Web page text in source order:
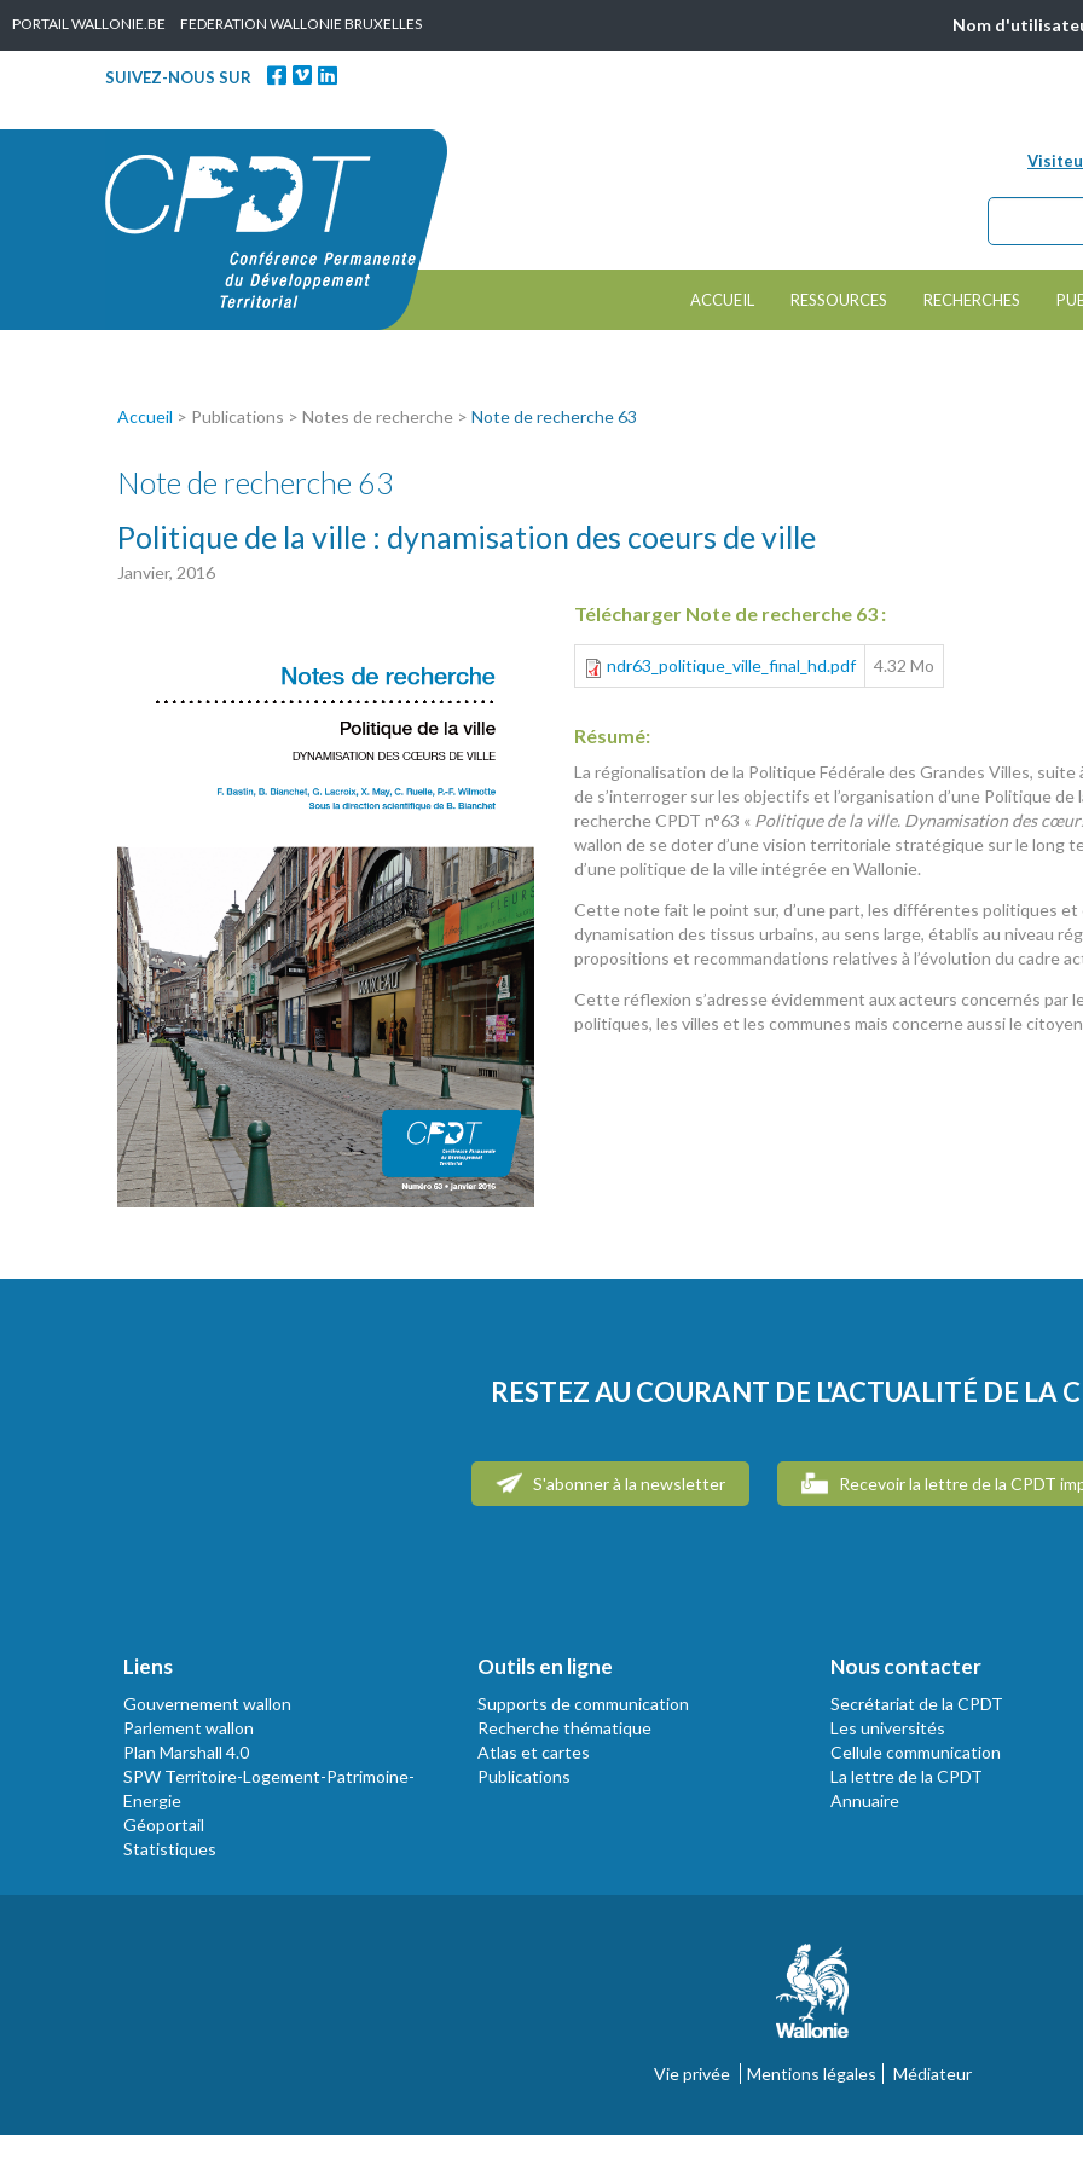
PORTAIL WALLONIE.BE FEDERATION WALLONIE BRUXELLES Nom
SUIVEZ-NOUS SUR
Chercher
ACCUEIL RESSOURCES RECHERCHES
Accueil > Publications > Notes de recherche > Note de recherche 63
Note de recherche 63
Politique de la ville : dynamisation des coeurs de ville
Janvier, 2016
Télécharger Note de recherche 63 :
ndr63_politique_ville_final_hd.pdf 4.32 Mo
Résumé:
La régionalisation de la Politique Fédérale des Grandes Villes,
de s’interroger sur les objectifs et l’organisation d’une Politique de
recherche CPDT n°63 « Politique de la ville. Dynamisation des
wallon de se doter d’une vision territoriale stratégique sur le long
d’une politique de la ville intégrée en Wallonie.
Cette note fait le point sur, d’une part, les différentes politiques
dynamisation des tissus urbains, au sens large, établis au niveau
propositions et recommandations relatives à l’évolution du cadre
Cette réflexion s’adresse évidemment aux acteurs concernés par
politiques, les villes et les communes mais concerne aussi le
RESTEZ AU COURANT DE L'ACTUALITÉ DE LA
S'abonner à la newsletter Recevoir la lettre de la CPDT
Liens
Gouvernement wallon
Parlement wallon
Plan Marshall 4.0
SPW Territoire-Logement-Patrimoine-
Energie
Géoportail
Statistiques
Outils en ligne
Supports de communication
Recherche thématique
Atlas et cartes
Publications
Nous contacter
Secrétariat de la CPDT
Les universités
Cellule communication
La lettre de la CPDT
Annuaire
Vie privée Mentions légales Médiateur